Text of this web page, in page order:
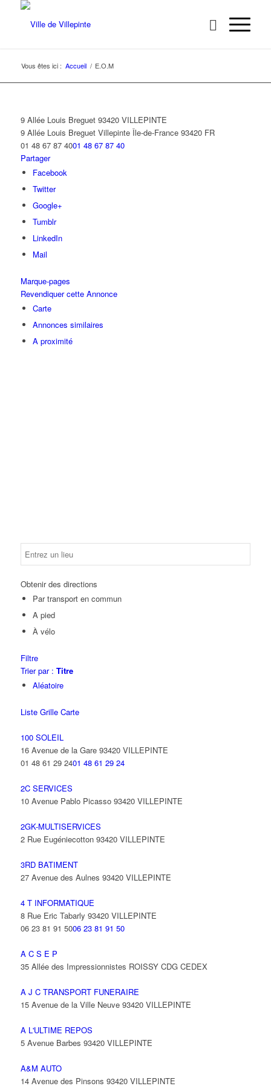
Vous êtes ici : Accueil / E.O.M
9 Allée Louis Breguet 93420 VILLEPINTE
9 Allée Louis Breguet Villepinte Île-de-France 93420 FR
01 48 67 87 4001 48 67 87 40
Partager
Facebook
Twitter
Google+
Tumblr
LinkedIn
Mail
Marque-pages
Revendiquer cette Annonce
Carte
Annonces similaires
A proximité
Obtenir des directions
Par transport en commun
A pied
À vélo
Filtre
Trier par : Titre
Aléatoire
Liste Grille Carte
100 SOLEIL
16 Avenue de la Gare 93420 VILLEPINTE
01 48 61 29 2401 48 61 29 24
2C SERVICES
10 Avenue Pablo Picasso 93420 VILLEPINTE
2GK-MULTISERVICES
2 Rue Eugéniecotton 93420 VILLEPINTE
3RD BATIMENT
27 Avenue des Aulnes 93420 VILLEPINTE
4 T INFORMATIQUE
8 Rue Eric Tabarly 93420 VILLEPINTE
06 23 81 91 5006 23 81 91 50
A C S E P
35 Allée des Impressionnistes ROISSY CDG CEDEX
A J C TRANSPORT FUNERAIRE
15 Avenue de la Ville Neuve 93420 VILLEPINTE
A L'ULTIME REPOS
5 Avenue Barbes 93420 VILLEPINTE
A&M AUTO
14 Avenue des Pinsons 93420 VILLEPINTE